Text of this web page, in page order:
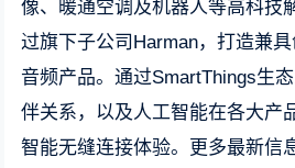
像、暖通空调及机器人等高科技
过旗下子公司Harman，打造兼
音频产品。通过SmartThings生
伴关系，以及人工智能在各大产
智能无缝连接体验。更多最新信